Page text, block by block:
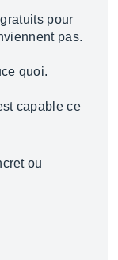
pour
pas.
quoi.
capable ce
ou